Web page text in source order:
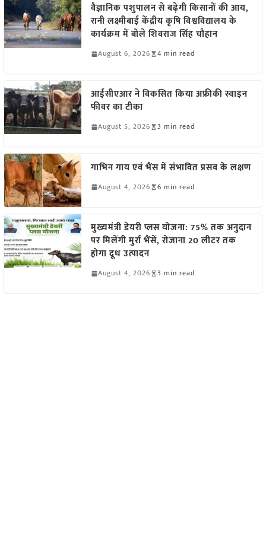
वैज्ञानिक पशुपालन से बढ़ेगी किसानों की आय,
रानी लक्ष्मीबाई केंद्रीय कृषि विश्वविद्यालय के
कार्यक्रम में बोले शिवराज सिंह चौहान
August 6, 2026 4 min read
आईसीएआर ने विकसित किया अफ्रीकी स्वाइन
फीवर का टीका
August 5, 2026 3 min read
गाभिन गाय एवं भैंस में संभावित प्रसव के लक्षण
August 4, 2026 6 min read
मुख्यमंत्री डेयरी प्लस योजना: 75% तक अनुदान
पर मिलेंगी मुर्रा भैंसें, रोजाना 20 लीटर तक
होगा दूध उत्पादन
August 4, 2026 3 min read